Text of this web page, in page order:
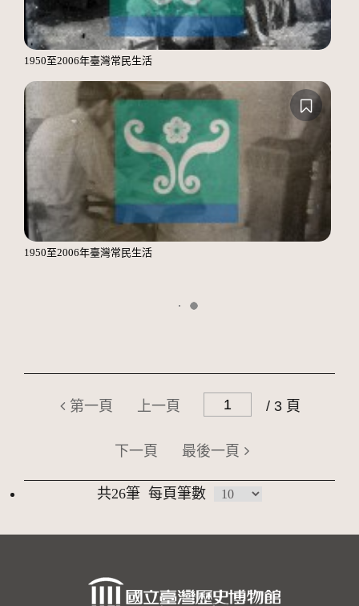
1950至2006年臺灣常民生活
1950至2006年臺灣常民生活
第一頁 上一頁 / 3 頁
下一頁 最後一頁
共26筆 每頁筆數